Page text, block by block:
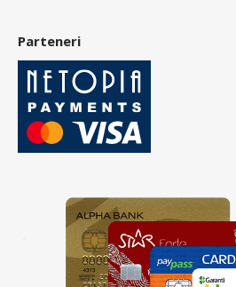
Parteneri